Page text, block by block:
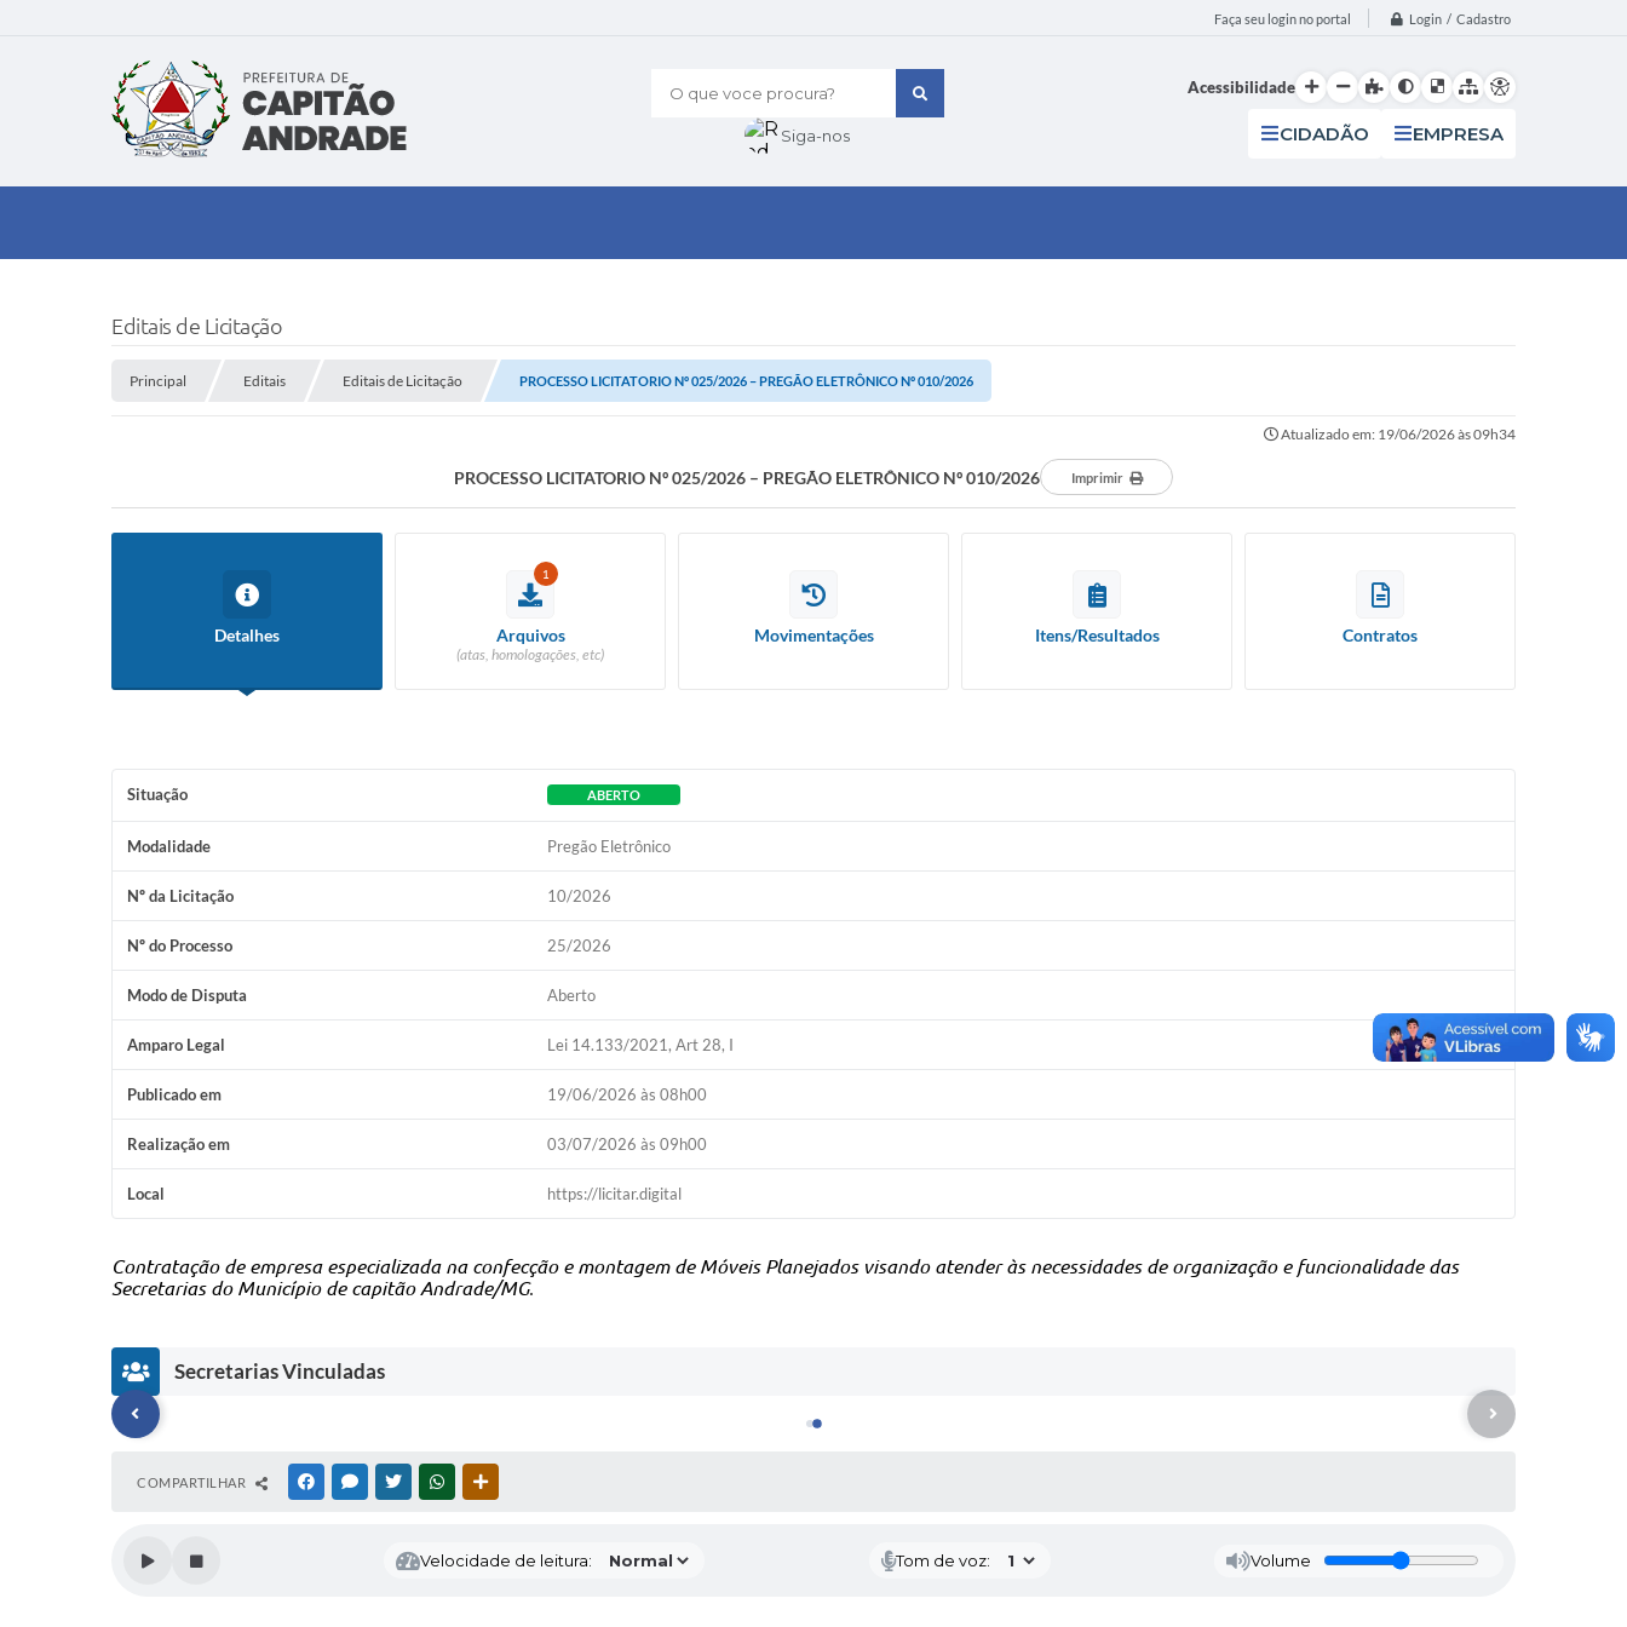
Faça seu login no portal Login / Cadastro
O que voce procura?
Siga-nos
Acessibilidade
CIDADÃO EMPRESA
Editais de Licitação
Principal Editais Editais de Licitação PROCESSO LICITATORIO Nº 025/2026 – PREGÃO ELETRÔNICO Nº 010/2026
Atualizado em: 19/06/2026 às 09h34
PROCESSO LICITATORIO Nº 025/2026 – PREGÃO ELETRÔNICO Nº 010/2026 Imprimir
Detalhes
1
Arquivos
(atas, homologações, etc)
Movimentações Itens/Resultados Contratos
Situação ABERTO
Modalidade Pregão Eletrônico
Nº da Licitação 10/2026
Nº do Processo 25/2026
Modo de Disputa Aberto
Amparo Legal Lei 14.133/2021, Art 28, I
Publicado em 19/06/2026 às 08h00
Realização em 03/07/2026 às 09h00
Local https://licitar.digital
Contratação de empresa especializada na confecção e montagem de Móveis Planejados visando atender às necessidades de organização e funcionalidade das
Secretarias do Município de capitão Andrade/MG.
Secretarias Vinculadas
e
S
COMPARTILHAR FACEBOOKMESSENGER
TWITTERWHATSAPP
Velocidade de leitura: Tom de voz: Volume